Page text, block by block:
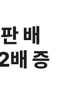
배
배 증